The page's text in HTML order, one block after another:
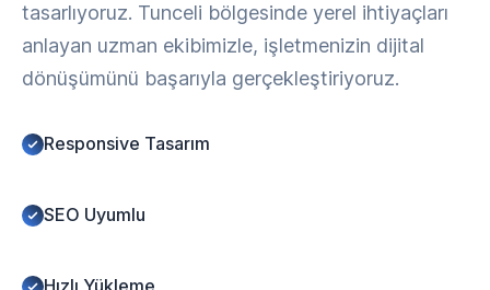
tasarlıyoruz. Tunceli bölgesinde yerel ihtiyaçları
anlayan uzman ekibimizle, işletmenizin dijital
dönüşümünü başarıyla gerçekleştiriyoruz.
Responsive Tasarım
SEO Uyumlu
Hızlı Yükleme